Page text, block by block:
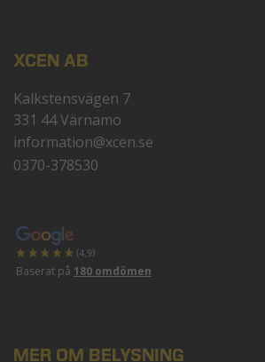
XCEN AB
Kalkstensvägen 7
331 44 Värnamo
information@xcen.se
0370-378530
Baserat på 180 omdömen
MER OM BELYSNING